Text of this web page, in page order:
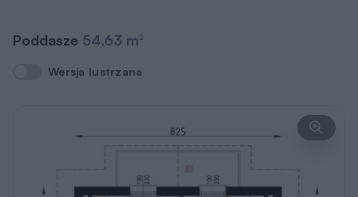
Poddasze 54,63 m2
Wersja lustrzana
Wersja lustrzana